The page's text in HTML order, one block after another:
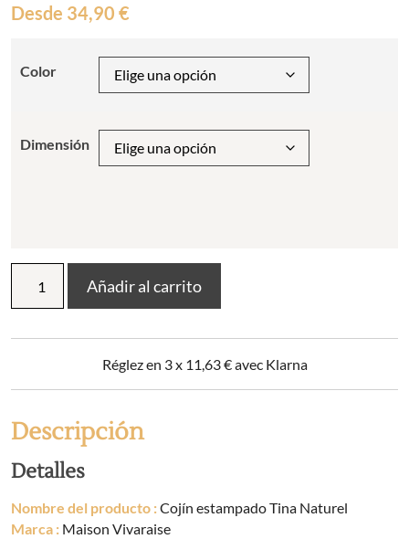
Desde 34,90 €
Color
Dimensión
estampado
Tina
Añadir al carrito
Réglez en 3 x 11,63€avec Klarna
Descripción
Detalles
Nombre del producto :Cojín estampado Tina Naturel
Marca : Maison Vivaraise